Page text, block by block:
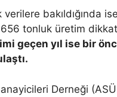
verilere bakıldığında
tonluk üretim
geçen yıl ise bir
Derneği